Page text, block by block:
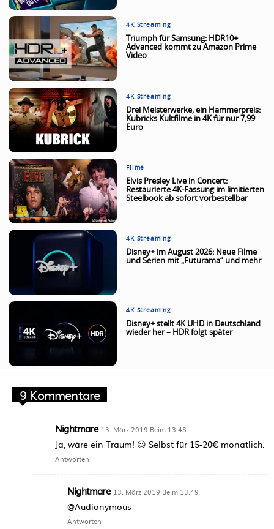
4K Streaming
Triumph für Samsung: HDR10+
Advanced kommt zu Amazon Prime
Video
4K Streaming
Drei Meisterwerke, ein Hammerpreis:
Kubricks Kultfilme in 4K für nur 7,99
Euro
Filme
Elvis Presley Live in Concert:
Restaurierte 4K-Fassung im limitierten
Steelbook ab sofort vorbestellbar
4K Streaming
Disney+ im August 2026: Neue Filme
und Serien mit „Futurama“ und mehr
4K Streaming
Disney+ stellt 4K UHD in Deutschland
wieder her – HDR folgt später
9 Kommentare
Nightmare 13. März 2019 Beim 13:48
Ja, wäre ein Traum! 😉 Selbst für 15-20€ monatlich.
Antworten
Nightmare 13. März 2019 Beim 13:49
@Audionymous
Antworten